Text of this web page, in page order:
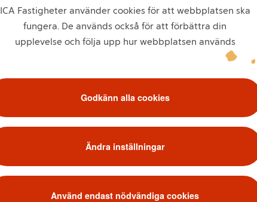
ICA Fastigheter använder cookies för att webbplatsen ska
fungera. De används också för att förbättra din
upplevelse och följa upp hur webbplatsen används
Godkänn alla cookies
Ändra inställningar
Använd endast nödvändiga cookies